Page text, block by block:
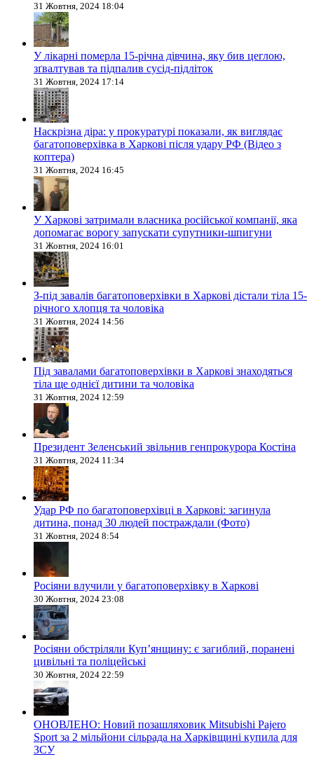
31 Жовтня, 2024 18:04
У лікарні померла 15-річна дівчина, яку бив цеглою,
зґвалтував та підпалив сусід-підліток
31 Жовтня, 2024 17:14
Наскрізна діра: у прокуратурі показали, як виглядає
багатоповерхівка в Харкові після удару РФ (Відео з
коптера)
31 Жовтня, 2024 16:45
У Харкові затримали власника російської компанії, яка
допомагає ворогу запускати супутники-шпигуни
31 Жовтня, 2024 16:01
З-під завалів багатоповерхівки в Харкові дістали тіла 15-
річного хлопця та чоловіка
31 Жовтня, 2024 14:56
Під завалами багатоповерхівки в Харкові знаходяться
тіла ще однієї дитини та чоловіка
31 Жовтня, 2024 12:59
Президент Зеленський звільнив генпрокурора Костіна
31 Жовтня, 2024 11:34
Удар РФ по багатоповерхівці в Харкові: загинула
дитина, понад 30 людей постраждали (Фото)
31 Жовтня, 2024 8:54
Росіяни влучили у багатоповерхівку в Харкові
30 Жовтня, 2024 23:08
Росіяни обстріляли Купʼянщину: є загиблий, поранені
цивільні та поліцейські
30 Жовтня, 2024 22:59
ОНОВЛЕНО: Новий позашляховик Mitsubishi Pajero
Sport за 2 мільйони сільрада на Харківщині купила для
ЗСУ